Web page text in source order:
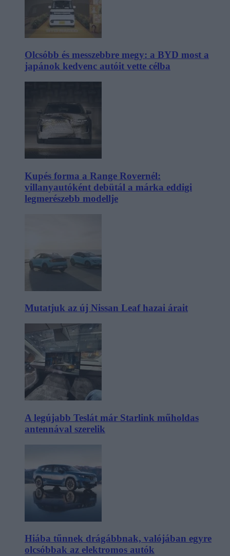
Olcsóbb és messzebbre megy: a BYD most a
japánok kedvenc autóit vette célba
Kupés forma a Range Rovernél:
villanyautóként debütál a márka eddigi
legmerészebb modellje
Mutatjuk az új Nissan Leaf hazai árait
A legújabb Teslát már Starlink műholdas
antennával szerelik
Hiába tűnnek drágábbnak, valójában egyre
olcsóbbak az elektromos autók